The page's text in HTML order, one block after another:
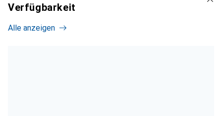
Verfügbarkeit
Alle anzeigen